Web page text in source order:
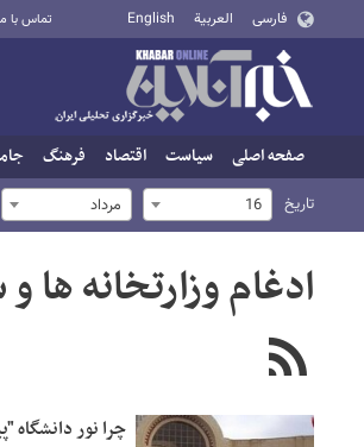
فارسی العربية English تماس با
صفحه اصلی سیاست اقتصاد فرهنگ
تاریخ 16 مرداد
ادغام وزارتخانه ها
چرا نور دانشگاه